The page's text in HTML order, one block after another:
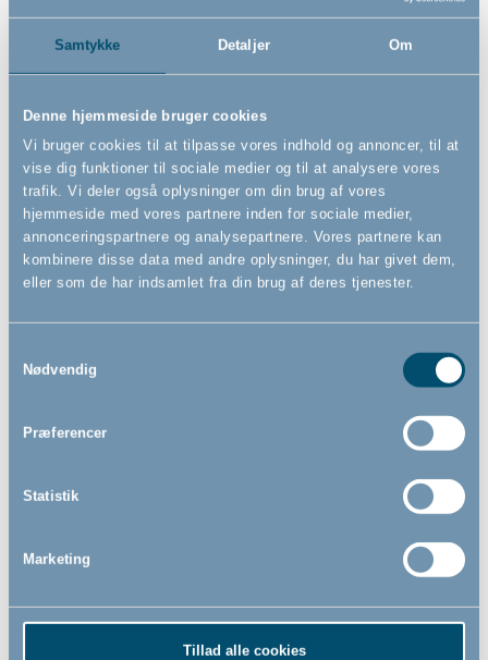
Samtykke Detaljer Om
Denne hjemmeside bruger cookies
Vi bruger cookies til at tilpasse vores indhold og annoncer, til at
vise dig funktioner til sociale medier og til at analysere vores
trafik. Vi deler også oplysninger om din brug af vores
hjemmeside med vores partnere inden for sociale medier,
annonceringspartnere og analysepartnere. Vores partnere kan
kombinere disse data med andre oplysninger, du har givet dem,
eller som de har indsamlet fra din brug af deres tjenester.
Nødvendig
Præferencer
Statistik
Marketing
Tillad alle cookies
Bébé-jou justerbart
toiletsæde, Taupe
229,00 DKK
Bébé-jou potte, Taupe
119,00 DKK
Bébé-jou kam og børste sæt,
Bébé-jou hoved/hale-fad,